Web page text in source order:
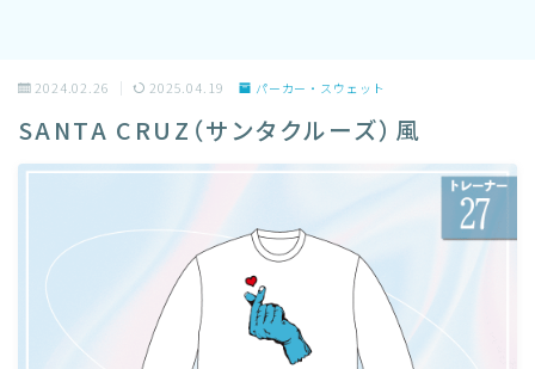
2024.02.26 2025.04.19 パーカー・スウェット
SANTA CRUZ（サンタクルーズ）風